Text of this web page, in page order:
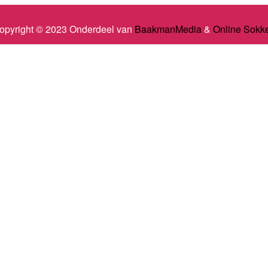
© 2023 Onderdeel van BaakmanMedia& Online